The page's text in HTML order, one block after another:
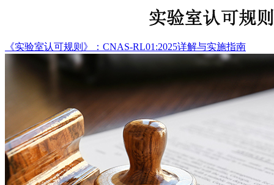
《实验室认可规则》：CNAS-RL01:2025详解与实施指南